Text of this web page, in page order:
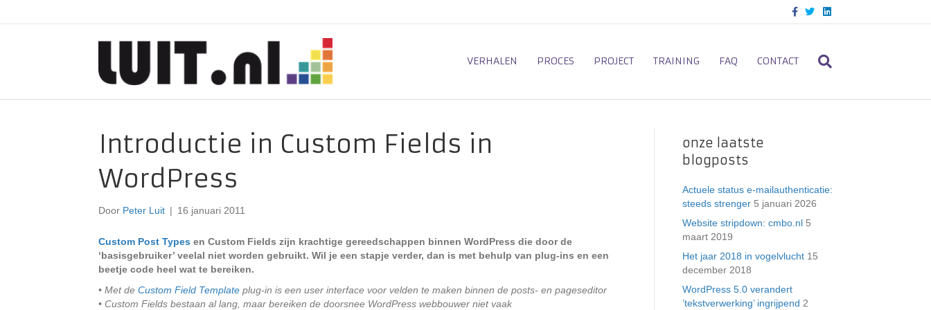
c
o
o
T
i
e
L
n
d
VERHALEN PROCES PROJECT TRAINING FAQ CONTACT
Introductie in Custom Fields in
WordPress
Door Peter Luit | 16 januari 2011
Custom Post Types en Custom Fields zijn krachtige gereedschappen binnen WordPress die door de
‘basisgebruiker’ veelal niet worden gebruikt. Wil je een stapje verder, dan is met behulp van plug-ins en een
beetje code heel wat te bereiken.
• Met de Custom Field Template plug-in is een user interface voor velden te maken binnen de posts- en pageseditor
• Custom Fields bestaan al lang, maar bereiken de doorsnee WordPress webbouwer niet vaak
onze laatste
blogposts
Actuele status e-mailauthenticatie:
steeds strenger 5 januari 2026
Website stripdown: cmbo.nl 5
maart 2019
Het jaar 2018 in vogelvlucht 15
december 2018
WordPress 5.0 verandert
’tekstverwerking’ ingrijpend 2